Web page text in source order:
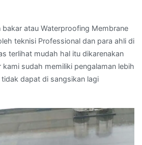
bakar atau Waterproofing Membrane
teknisi Professional dan para ahli di
terlihat mudah hal itu dikarenakan
sudah memiliki pengalaman lebih
dapat di sangsikan lagi